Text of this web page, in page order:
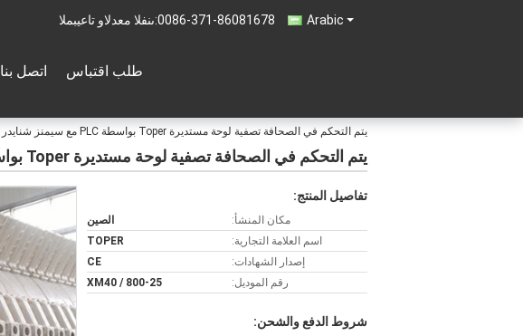
Arabic المبيعات والدعم الفنى:0086-371-86081678
اتصل بنا طلب اقتباس
يتم التحكم في الصحافة تصفية لوحة مستديرة Toper بواسطة PLC مع سيمنز شنايدر أومرون أو حسب متطلباتك
يتم التحكم في الصحافة تصفية لوحة مستديرة Toper بواسطة PLC مع سيمنز شنايدر أومرون أو حسب متطلباتك
تفاصيل المنتج:
مكان المنشأ:
الصين
اسم العلامة التجارية:
TOPER
إصدار الشهادات:
CE
رقم الموديل:
XM40 / 800-25
شروط الدفع والشحن: